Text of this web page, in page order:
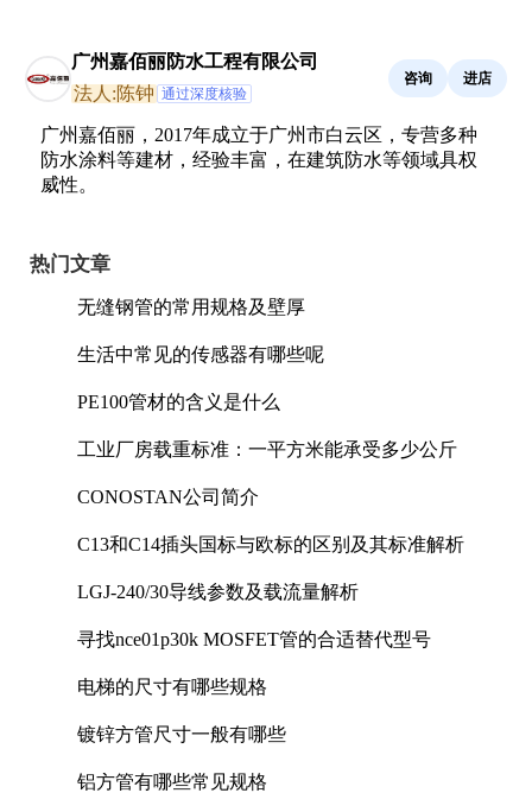
广州嘉佰丽防水工程有限公司
法人:陈钟 通过深度核验
咨询 进店
广州嘉佰丽，2017年成立于广州市白云区，专营多种
防水涂料等建材，经验丰富，在建筑防水等领域具权
威性。
热门文章
无缝钢管的常用规格及壁厚
生活中常见的传感器有哪些呢
PE100管材的含义是什么
工业厂房载重标准：一平方米能承受多少公斤
CONOSTAN公司简介
C13和C14插头国标与欧标的区别及其标准解析
LGJ-240/30导线参数及载流量解析
寻找nce01p30k MOSFET管的合适替代型号
电梯的尺寸有哪些规格
镀锌方管尺寸一般有哪些
铝方管有哪些常见规格